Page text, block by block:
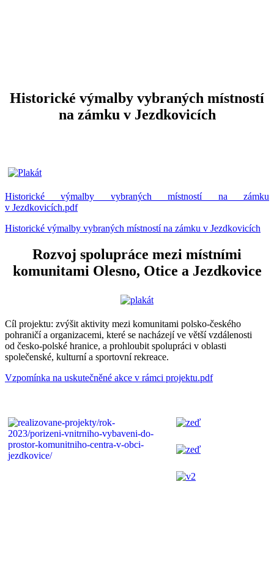
Historické výmalby vybraných místností
na zámku v Jezdkovicích
Historické výmalby vybraných místností na zámku
v Jezdkovicích.pdf
Historické výmalby vybraných místností na zámku v Jezdkovicích
Rozvoj spolupráce mezi místními
komunitami Olesno, Otice a Jezdkovice
Cíl projektu: zvýšit aktivity mezi komunitami polsko-českého
pohraničí a organizacemi, které se nacházejí ve větší vzdálenosti
od česko-polské hranice, a prohloubit spolupráci v oblasti
společenské, kulturní a sportovní rekreace.
Vzpomínka na uskutečněné akce v rámci projektu.pdf